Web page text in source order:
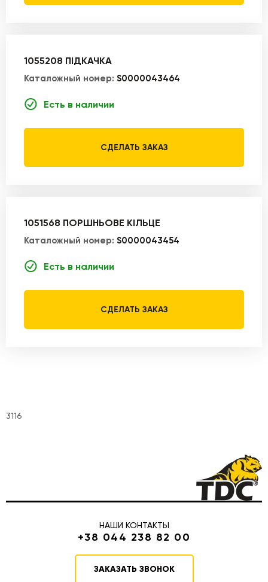
1055208 ПІДКАЧКА
Каталожный номер: S0000043464
Есть в наличии
СДЕЛАТЬ ЗАКАЗ
1051568 ПОРШНЬОВЕ КІЛЬЦЕ
Каталожный номер: S0000043454
Есть в наличии
СДЕЛАТЬ ЗАКАЗ
3116
НАШИ КОНТАКТЫ
+38 044 238 82 00
ЗАКАЗАТЬ ЗВОНОК